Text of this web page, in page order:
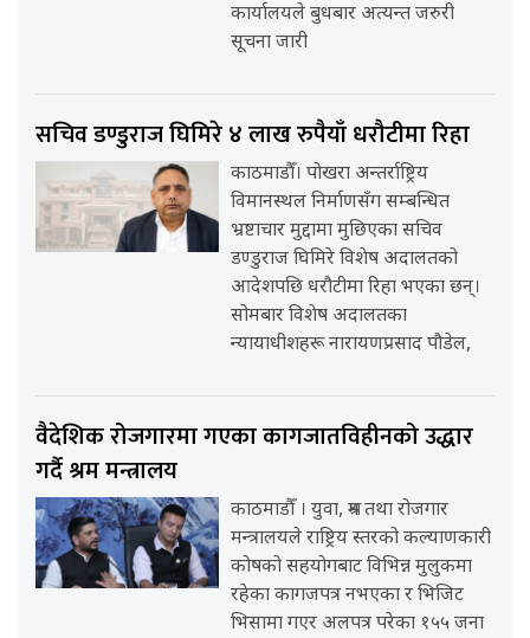
कार्यालयले बुधबार अत्यन्त जरुरी
सूचना जारी
सचिव डण्डुराज घिमिरे ४ लाख रुपैयाँ धरौटीमा रिहा
काठमाडौँ। पोखरा अन्तर्राष्ट्रिय
विमानस्थल निर्माणसँग सम्बन्धित
भ्रष्टाचार मुद्दामा मुछिएका सचिव
डण्डुराज घिमिरे विशेष अदालतको
आदेशपछि धरौटीमा रिहा भएका छन्।
सोमबार विशेष अदालतका
न्यायाधीशहरू नारायणप्रसाद पौडेल,
वैदेशिक रोजगारमा गएका कागजातविहीनको उद्धार
गर्दै श्रम मन्त्रालय
काठमाडौँ । युवा, श्रम तथा रोजगार
मन्त्रालयले राष्ट्रिय स्तरको कल्याणकारी
कोषको सहयोगबाट विभिन्न मुलुकमा
रहेका कागजपत्र नभएका र भिजिट
भिसामा गएर अलपत्र परेका १५५ जना